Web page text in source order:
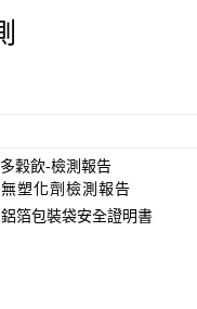
穀飲-檢測報告
無塑化劑檢測報告
鋁箔包裝袋安全證明書